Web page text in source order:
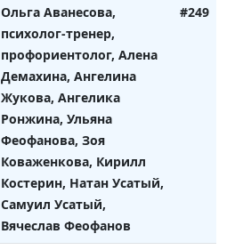
Ольга Аванесова,
психолог-тренер,
профориентолог, Алена
Демахина, Ангелина
Жукова, Ангелика
Ронжина, Ульяна
Феофанова, Зоя
Коваженкова, Кирилл
Костерин, Натан Усатый,
Самуил Усатый,
Вячеслав Феофанов
#249